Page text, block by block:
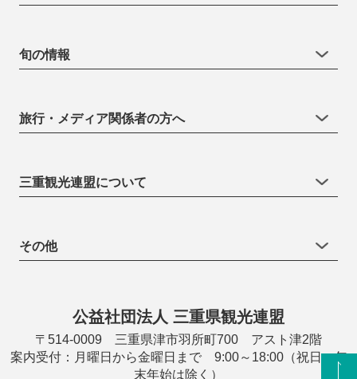
旬の情報
旅行・メディア関係者の方へ
三重観光連盟について
その他
公益社団法人 三重県観光連盟
〒514-0009 三重県津市羽所町700 アスト津2階
案内受付：月曜日から金曜日まで 9:00～18:00（祝日・年
末年始は除く）